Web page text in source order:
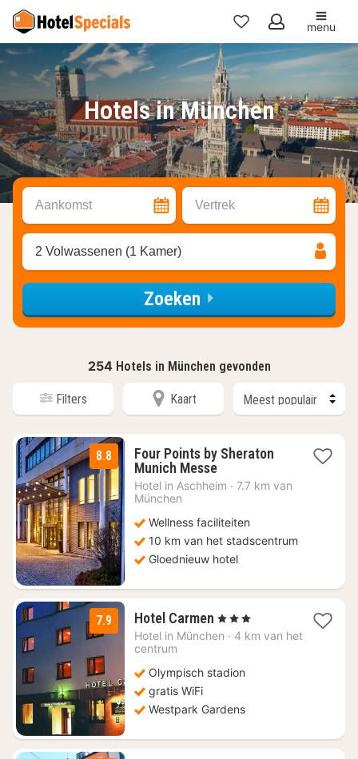
Mijn
favorieten
menu
Hotels in München
Aankomst Vertrek
2 Volwassenen (1 Kamer)
Zoeken
254 Hotels in München gevonden
Filters Kaart
8.8
Four Points by Sheraton
Munich Messe2
nachten
64
Hotel in Aschheim · 7.7 km van
München
Wellness faciliteiten
10 km van het stadscentrum
Gloednieuw hotel
7.9 Hotel Carmen 3
nachten
80
, 3 Sterren
Hotel in München · 4 km van het
centrum
Olympisch stadion
gratis WiFi
Westpark Gardens